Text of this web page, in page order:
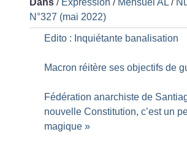
N°327 (mai 2022)
Edito : Inquiétante banalisation
Macron réitère ses objectifs de
Fédération anarchiste de
nouvelle Constitution, c’est un
magique »